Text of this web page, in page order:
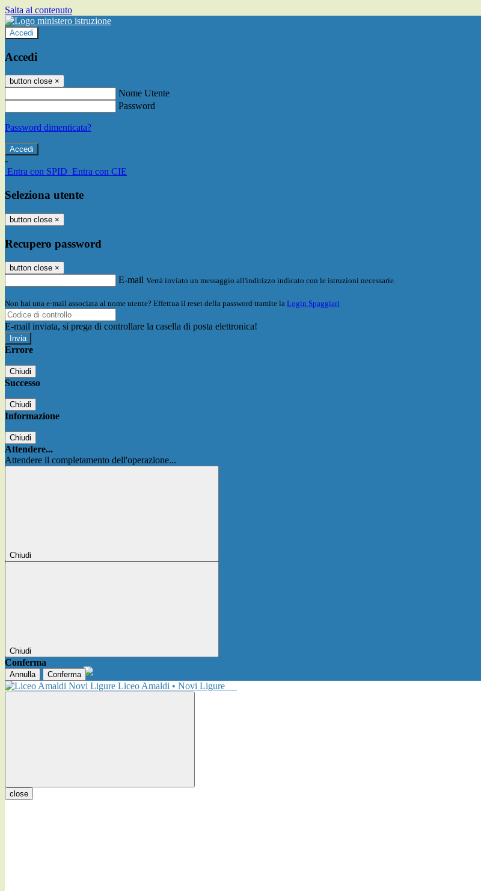
Salta al contenuto
Accedi
Accedi
button close ×
Nome Utente
Password
Password dimenticata?
-
Entra con SPID Entra con CIE
Seleziona utente
button close ×
Recupero password
button close ×
E-mail Verrà inviato un messaggio all'indirizzo indicato con le istruzioni necessarie.
Non hai una e-mail associata al nome utente? Effettua il reset della password tramite la Login Spaggiari
E-mail inviata, si prega di controllare la casella di posta elettronica!
Errore
Chiudi
Successo
Chiudi
Informazione
Chiudi
Attendere...
Attendere il completamento dell'operazione...
Chiudi
Chiudi
Conferma
Annulla Conferma
Liceo Amaldi • Novi Ligure
close